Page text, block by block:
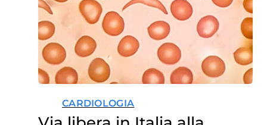
CARDIOLOGIA